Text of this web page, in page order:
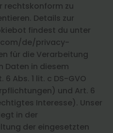
rechtskonform zu
Details zur
findest du unter
de/privacy-
für die Verarbeitung
Daten in diesem
Abs. 1 lit. c DS-GVO
und Art. 6
Interesse). Unser
in der
der eingesetzten